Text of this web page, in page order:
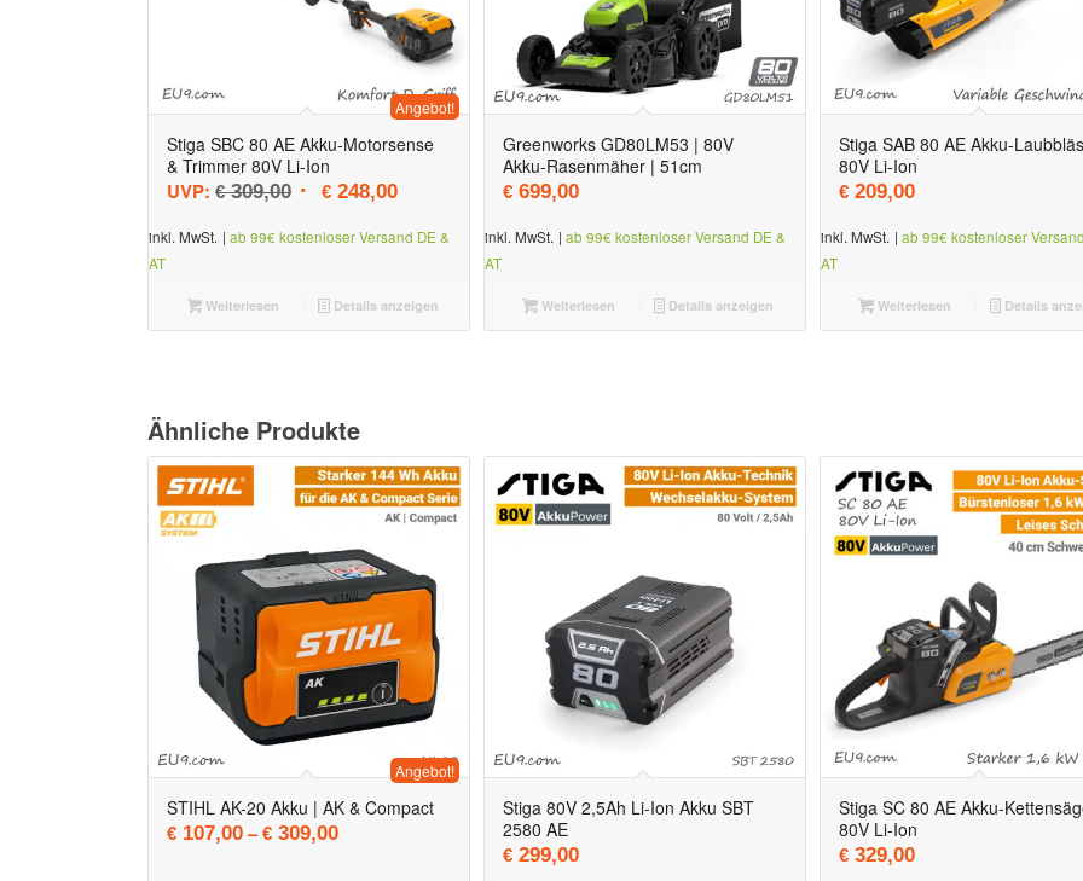
Stiga SBC 80 AE Akku-Motorsense
& Trimmer 80V Li-Ion
UVP: €309,00 Ursprünglicher Preis war: € 309,00
€ 248,00Aktueller Preis ist: € 248,00.
Angebot!
inkl. MwSt. | ab 99€ kostenloser Versand DE &
AT
Weiterlesen Details anzeigen
Greenworks GD80LM53 | 80V
Akku-Rasenmäher | 51cm
€699,00
inkl. MwSt. | ab 99€ kostenloser Versand DE &
AT
Weiterlesen Details anzeigen
Stiga SAB 80 AE Akku-
80V Li-Ion
€209,00
inkl. MwSt. | ab 99€ kostenloser
AT
Weiterlesen Details
Ähnliche Produkte
STIHL AK-20 Akku | AK & Compact
€ 107,00–€ 309,00
Angebot!
Stiga 80V 2,5Ah Li-Ion Akku SBT
2580 AE
€299,00
Stiga SC 80 AE Akku-
80V Li-Ion
€329,00